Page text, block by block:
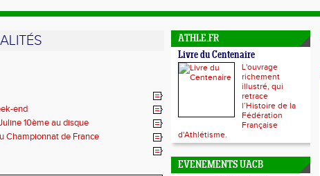
end
10ème au disque
Championnat de France
ATHLE.FR
Livre du Centenaire
L'ouvrage
richement
illustré, qui
retrace
l’Histoire de la
Fédération
Française
d'Athlétisme.
EVENEMENTS UACB